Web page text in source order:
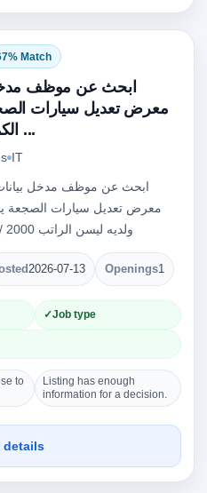
Match
ابحث عن موظف
معرض تعديل سيارات
الكمبيوتر ولديه ليسن ...
IT
معرض تعديل سيارات الصجعة
ولديه ليسن الراتب 2000 / 2200 سياراتومركبات
2026-07-13 Openings1
Job type
to
Listing has enough
information for a decision.
details